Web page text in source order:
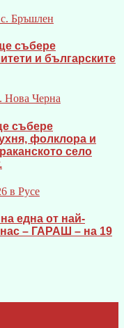
събере
и българските
събере
фолклора и
село
една от най-
– ГАРАШ – на 19